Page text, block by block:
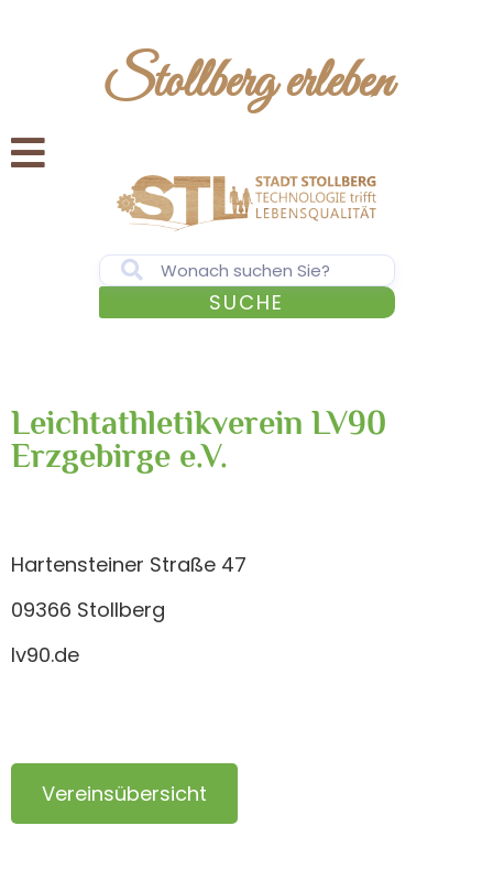
Stollberg erleben
SUCHE
Leichtathletikverein LV90
Erzgebirge e.V.
Hartensteiner Straße 47
09366 Stollberg
lv90.de
Vereinsübersicht